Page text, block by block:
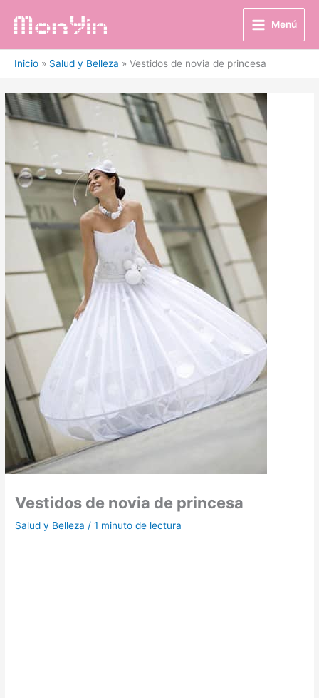
Menú
Inicio Salud y Belleza Vestidos de novia de princesa
Vestidos de novia de princesa
Salud y Belleza /1 minuto de lectura